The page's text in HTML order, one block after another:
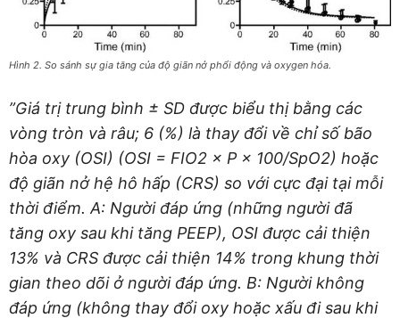
Hình 2. So sánh sự gia tăng của độ giãn nở phổi động và oxygen hóa.
”Giá trị trung bình ± SD được biểu thị bằng các
vòng tròn và râu; 6 (%) là thay đổi về chỉ số bão
hòa oxy (OSI) (OSI = FIO2 × P × 100/SpO2) hoặc
độ giãn nở hệ hô hấp (CRS) so với cực đại tại mỗi
thời điểm. A: Người đáp ứng (những người đã
tăng oxy sau khi tăng PEEP), OSI được cải thiện
13% và CRS được cải thiện 14% trong khung thời
gian theo dõi ở người đáp ứng. B: Người không
đáp ứng (không thay đổi oxy hoặc xấu đi sau khi